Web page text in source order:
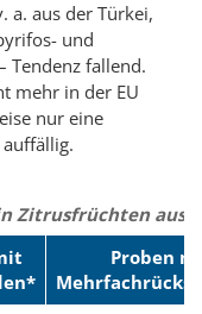
a. aus der Türkei,
und
Tendenz fallend.
mehr in der EU
nur eine
Zitrusfrüchten aus
Proben